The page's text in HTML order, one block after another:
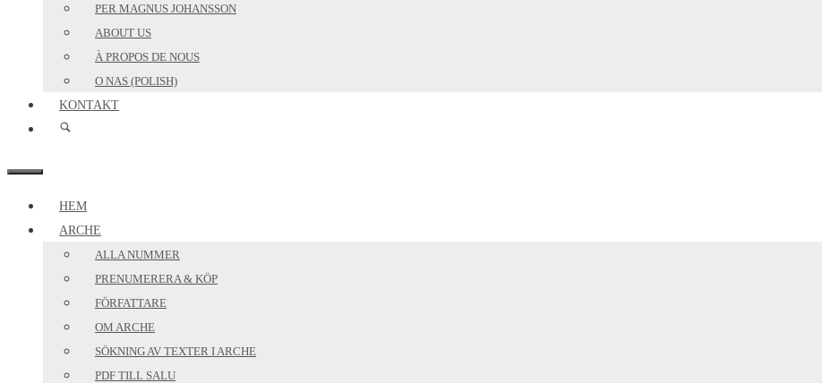
PER MAGNUS JOHANSSON
ABOUT US
À PROPOS DE NOUS
O NAS (POLISH)
KONTAKT
MENY
HEM
ARCHE
ALLA NUMMER
PRENUMERERA & KÖP
FÖRFATTARE
OM ARCHE
SÖKNING AV TEXTER I ARCHE
PDF TILL SALU